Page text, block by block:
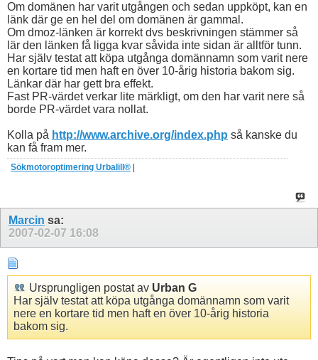
Om domänen har varit utgången och sedan uppköpt, kan en
länk där ge en hel del om domänen är gammal.
Om dmoz-länken är korrekt dvs beskrivningen stämmer så
lär den länken få ligga kvar såvida inte sidan är alltför tunn.
Har själv testat att köpa utgånga domännamn som varit nere
en kortare tid men haft en över 10-årig historia bakom sig.
Länkar där har gett bra effekt.
Fast PR-värdet verkar lite märkligt, om den har varit nere så
borde PR-värdet vara nollat.
Kolla på http://www.archive.org/index.php så kanske du
kan få fram mer.
Sökmotoroptimering Urbalill®
Marcin sa:
2007-02-07 16:08
Ursprungligen postat av Urban G
Har själv testat att köpa utgånga domännamn som varit
nere en kortare tid men haft en över 10-årig historia
bakom sig.